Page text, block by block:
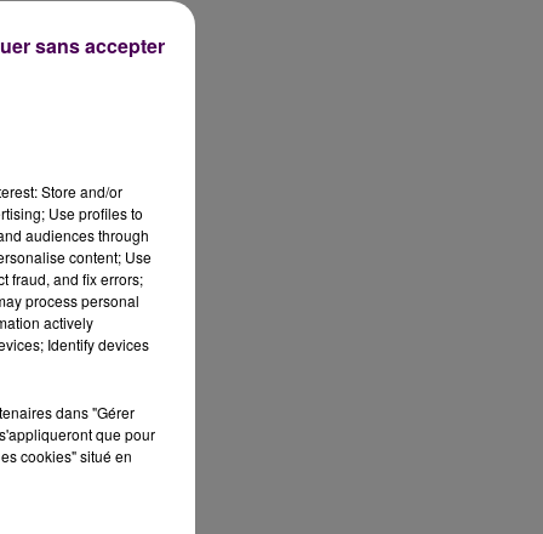
Store and/or
Use profiles to
audiences through
content; Use
fraud, and fix errors;
process personal
actively
Identify devices
dans "Gérer
que pour
cookies" situé en
sans accepter